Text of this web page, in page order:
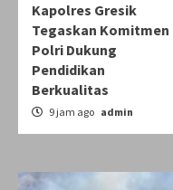
Kapolres Gresik
Tegaskan Komitmen
Polri Dukung
Pendidikan
Berkualitas
9 jam ago admin